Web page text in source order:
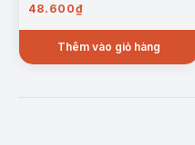
48.600₫
Thêm vào giỏ hàng